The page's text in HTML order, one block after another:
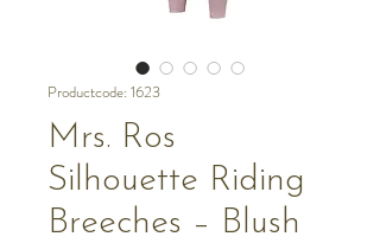
Productcode: 1623
Mrs. Ros
Silhouette Riding
Breeches – Blush